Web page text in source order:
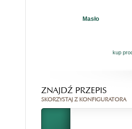
Masło
kup
ZNAJDŹ PRZEPIS
SKORZYSTAJ Z KONFIGURATORA